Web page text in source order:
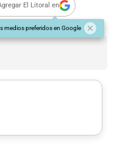
El Litoral en
medios preferidos en Google